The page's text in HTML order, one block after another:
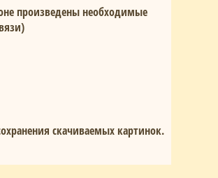
произведены необходимые
скачиваемых картинок.